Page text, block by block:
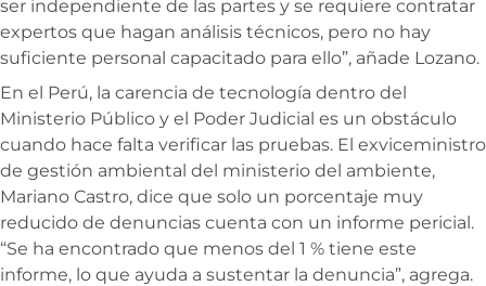
ser independiente de las partes y se requiere contratar
expertos que hagan análisis técnicos, pero no hay
suficiente personal capacitado para ello”, añade Lozano.
En el Perú, la carencia de tecnología dentro del
Ministerio Público y el Poder Judicial es un obstáculo
cuando hace falta verificar las pruebas. El exviceministro
de gestión ambiental del ministerio del ambiente,
Mariano Castro, dice que solo un porcentaje muy
reducido de denuncias cuenta con un informe pericial.
“Se ha encontrado que menos del 1 % tiene este
informe, lo que ayuda a sustentar la denuncia”, agrega.